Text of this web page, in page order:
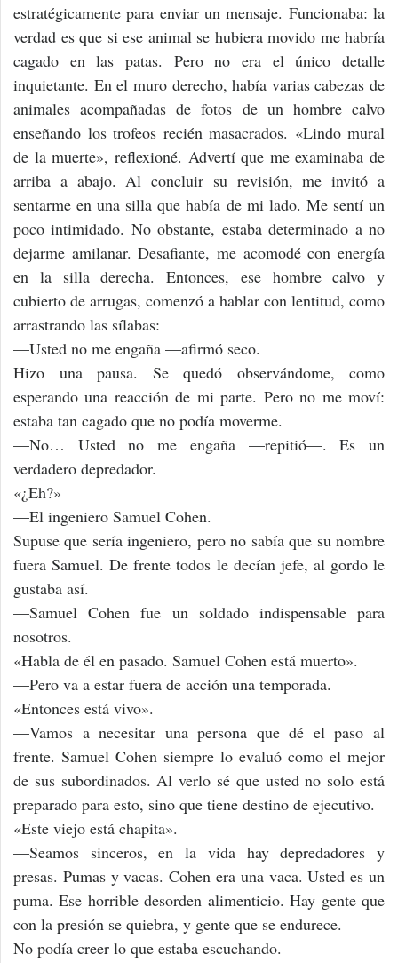
estratégicamente para enviar un mensaje. Funcionaba: la
verdad es que si ese animal se hubiera movido me habría
cagado en las patas. Pero no era el único detalle
inquietante. En el muro derecho, había varias cabezas de
animales acompañadas de fotos de un hombre calvo
enseñando los trofeos recién masacrados. «Lindo mural
de la muerte», reflexioné. Advertí que me examinaba de
arriba a abajo. Al concluir su revisión, me invitó a
sentarme en una silla que había de mi lado. Me sentí un
poco intimidado. No obstante, estaba determinado a no
dejarme amilanar. Desafiante, me acomodé con energía
en la silla derecha. Entonces, ese hombre calvo y
cubierto de arrugas, comenzó a hablar con lentitud, como
arrastrando las sílabas:
—Usted no me engaña —afirmó seco.
Hizo una pausa. Se quedó observándome, como
esperando una reacción de mi parte. Pero no me moví:
estaba tan cagado que no podía moverme.
—No… Usted no me engaña —repitió—. Es un
verdadero depredador.
«¿Eh?»
—El ingeniero Samuel Cohen.
Supuse que sería ingeniero, pero no sabía que su nombre
fuera Samuel. De frente todos le decían jefe, al gordo le
gustaba así.
—Samuel Cohen fue un soldado indispensable para
nosotros.
«Habla de él en pasado. Samuel Cohen está muerto».
—Pero va a estar fuera de acción una temporada.
«Entonces está vivo».
—Vamos a necesitar una persona que dé el paso al
frente. Samuel Cohen siempre lo evaluó como el mejor
de sus subordinados. Al verlo sé que usted no solo está
preparado para esto, sino que tiene destino de ejecutivo.
«Este viejo está chapita».
—Seamos sinceros, en la vida hay depredadores y
presas. Pumas y vacas. Cohen era una vaca. Usted es un
puma. Ese horrible desorden alimenticio. Hay gente que
con la presión se quiebra, y gente que se endurece.
No podía creer lo que estaba escuchando.